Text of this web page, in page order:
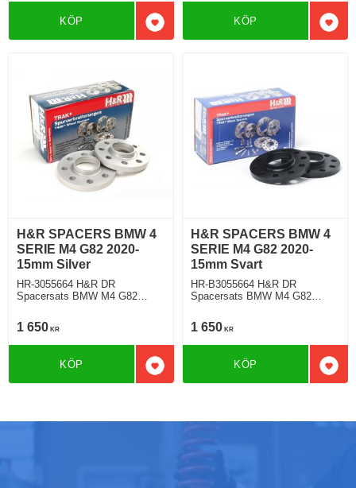
Lägg till i favoriter
KÖP KÖP
H&R SPACERS BMW 4
SERIE M4 G82 2020-
15mm Silver
HR-3055664 H&R DR
Spacersats BMW M4 G82
1 650 KR
Lägg till i favoriter
KÖP
H&R SPACERS BMW 4
SERIE M4 G82 2020-
15mm Svart
HR-B3055664 H&R DR
Spacersats BMW M4 G82
1 650 KR
KÖP